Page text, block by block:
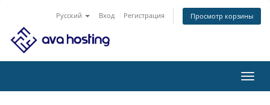
Русский Вход Регистрация Просмотр корзины